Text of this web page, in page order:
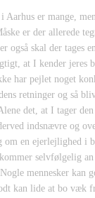
Aarhus er mange,
er der allerede
også skal der tages
at I kender jeres
har pejlet noget
retninger og så
det, at I tager
indsnævre og
om en ejerlejlighed i
selvfølgelig
mennesker kan
kan lide at bo væk